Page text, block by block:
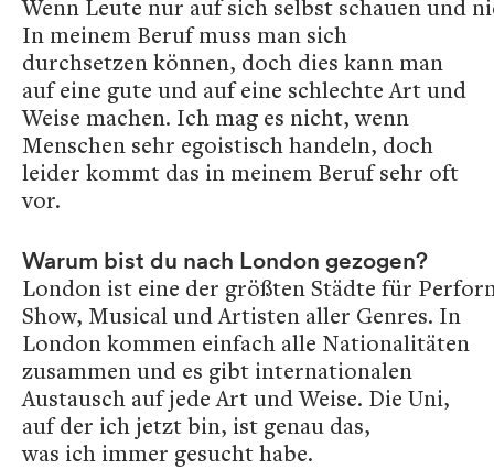
Wenn Leute nur auf sich selbst schauen und
In meinem Beruf muss man sich
durchsetzen können, doch dies kann man
auf eine gute und auf eine schlechte Art und
Weise machen. Ich mag es nicht, wenn
Menschen sehr egoistisch handeln, doch
leider kommt das in meinem Beruf sehr oft
vor.
Warum bist du nach London gezogen?
London ist eine der größten Städte für
Show, Musical und Artisten aller Genres. In
London kommen einfach alle Nationalitäten
zusammen und es gibt internationalen
Austausch auf jede Art und Weise. Die Uni,
auf der ich jetzt bin, ist genau das,
was ich immer gesucht habe.